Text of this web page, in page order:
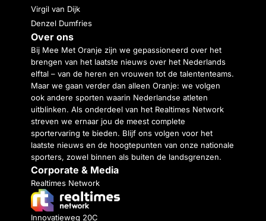
Virgil van Dijk
Denzel Dumfries
Over ons
Bij Mee Met Oranje zijn we gepassioneerd over het
brengen van het laatste nieuws over het Nederlands
elftal – van de heren en vrouwen tot de talententeams.
Maar we gaan verder dan alleen Oranje: we volgen
ook andere sporten waarin Nederlandse atleten
uitblinken. Als onderdeel van het Realtimes Network
streven we ernaar jou de meest complete
sportervaring te bieden. Blijf ons volgen voor het
laatste nieuws en de hoogtepunten van onze nationale
sporters, zowel binnen als buiten de landsgrenzen.
Corporate & Media
Realtimes Network
Innovatieweg 20C